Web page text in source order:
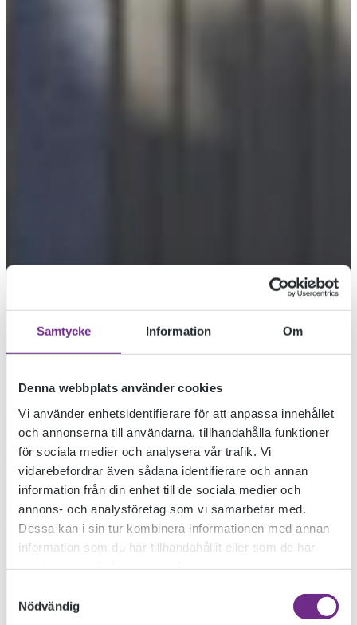
Samtycke Information Om
Denna webbplats använder cookies
Vi använder enhetsidentifierare för att anpassa innehållet
och annonserna till användarna, tillhandahålla funktioner
för sociala medier och analysera vår trafik. Vi
vidarebefordrar även sådana identifierare och annan
information från din enhet till de sociala medier och
annons- och analysföretag som vi samarbetar med.
Dessa kan i sin tur kombinera informationen med annan
information som du har tillhandahållit eller som de har
Nödvändig
#FOLKHOGSKOLA